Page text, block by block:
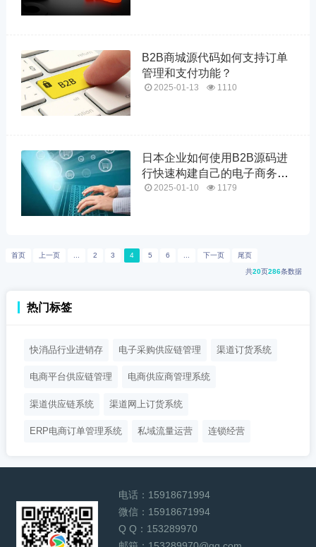
B2B商城源代码如何支持订单
管理和支付功能？
2025-01-13 1110
日本企业如何使用B2B源码进
行快速构建自己的电子商务平
台？2025-01-10 1179
首页 上一页 2 3 4 5 6 下一页 尾页
共20页286条数据
热门标签
快消品行业进销存 电子采购供应链管理 渠道订货系统
电商平台供应链管理 电商供应商管理系统
渠道供应链系统 渠道网上订货系统
ERP电商订单管理系统 私域流量运营 连锁经营
电话： 15918671994
微信： 15918671994
Q Q： 153289970